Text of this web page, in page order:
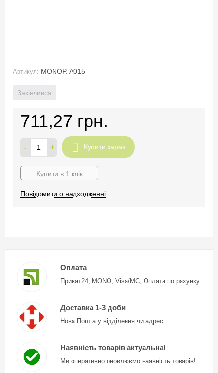
Артикул: MONOP. A015
Закінчився
711,27 грн.
- + Купити зараз
Купити в 1 клік
Повідомити о надходженні
Оплата
Приват24, MONO, Visa/MC, Оплата по рахунку
Доставка 1-3 доби
Нова Пошта у відділення чи адрес
Наявність товарів актуальна!
Ми оперативно оновлюємо наявність товарів!